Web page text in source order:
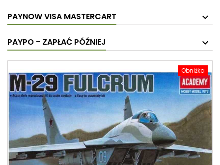
PAYNOW VISA MASTERCART
PAYPO - ZAPŁAĆ PÓŹNIEJ
Obniżka